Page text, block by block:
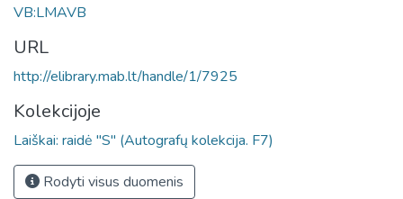
VB:LMAVB
URL
http://elibrary.mab.lt/handle/1/7925
Kolekcijoje
Laiškai: raidė "S" (Autografų kolekcija. F7)
Rodyti visus duomenis